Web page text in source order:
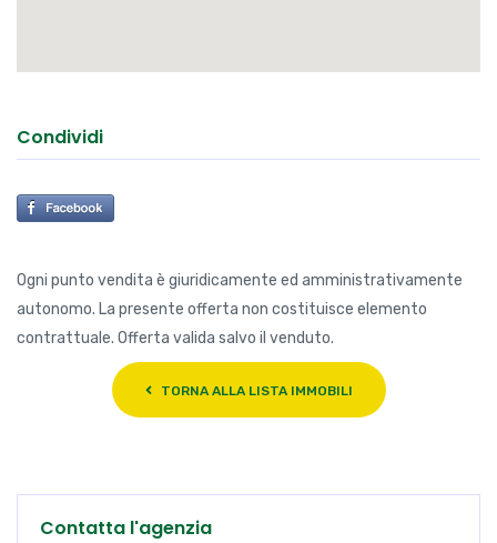
Condividi
Ogni punto vendita è giuridicamente ed amministrativamente
autonomo. La presente offerta non costituisce elemento
contrattuale. Offerta valida salvo il venduto.
TORNA ALLA LISTA IMMOBILI
Contatta l'agenzia